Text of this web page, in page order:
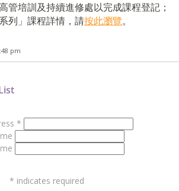
管培訓及持續進修處以完成課程登記；
列」課程詳情，請按此瀏覽。
pm
*
* indicates required